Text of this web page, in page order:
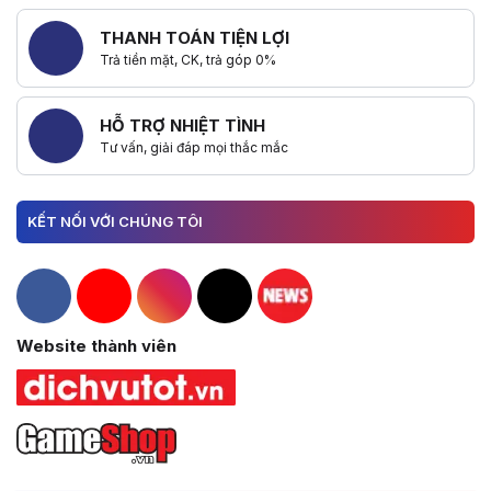
THANH TOÁN TIỆN LỢI
Trả tiền mặt, CK, trả góp 0%
HỖ TRỢ NHIỆT TÌNH
Tư vấn, giải đáp mọi thắc mắc
KẾT NỐI VỚI CHÚNG TÔI
Hacom Facebook
Hacom YouTube
Hacom Instagram
Hacom TikTok
Website thành viên